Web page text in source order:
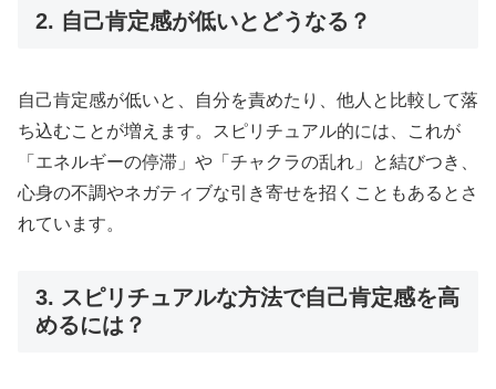
2. 自己肯定感が低いとどうなる？
自己肯定感が低いと、自分を責めたり、他人と比較して落
ち込むことが増えます。スピリチュアル的には、これが
「エネルギーの停滞」や「チャクラの乱れ」と結びつき、
心身の不調やネガティブな引き寄せを招くこともあるとさ
れています。
3. スピリチュアルな方法で自己肯定感を高
めるには？